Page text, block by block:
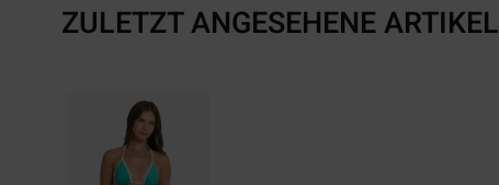
ZULETZT ANGESEHENE ARTIKEL